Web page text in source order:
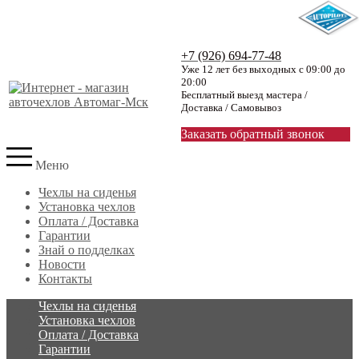
+7 (926) 694-77-48
Уже 12 лет без выходных с 09:00 до
20:00
Бесплатный выезд мастера /
Доставка / Самовывоз
Заказать обратный звонок
Меню
Чехлы на сиденья
Установка чехлов
Оплата / Доставка
Гарантии
Знай о подделках
Новости
Контакты
Чехлы на сиденья
Установка чехлов
Оплата / Доставка
Гарантии